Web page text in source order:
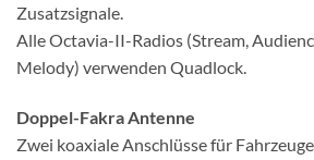
Zusatzsignale.
Alle Octavia-II-Radios (Stream,
Melody) verwenden Quadlock.
Doppel-Fakra Antenne
Zwei koaxiale Anschlüsse für